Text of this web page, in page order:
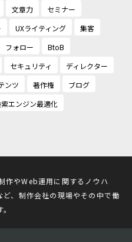
文章力
セミナー
UXライティング
集客
フォロー
BtoB
セキュリティ
ディレクター
ンツ 著作権
ブログ
エンジン最適化
やWeb運用に関するノウハ
、制作会社の現場やその中で働